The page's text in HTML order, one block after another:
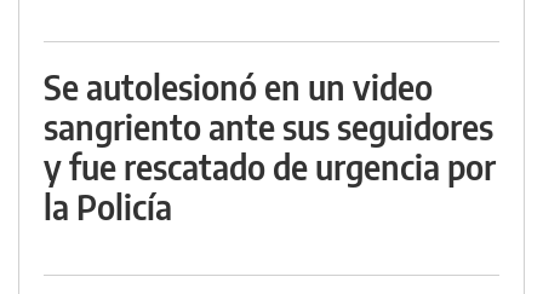
Se autolesionó en un video
sangriento ante sus seguidores
y fue rescatado de urgencia por
la Policía